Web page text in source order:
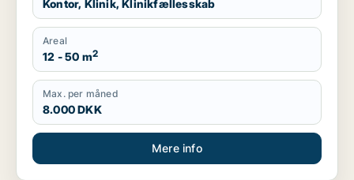
Kontor, Klinik, Klinikfællesskab
Areal
12 - 50 m2
Max. per måned
8.000 DKK
Mere info